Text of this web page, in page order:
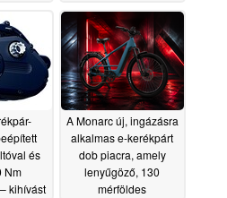
és
Nm
kihívást
A Monarc új, ingázásra
alkalmas e-kerékpárt
dob piacra, amely
lenyűgöző, 130
mérföldes